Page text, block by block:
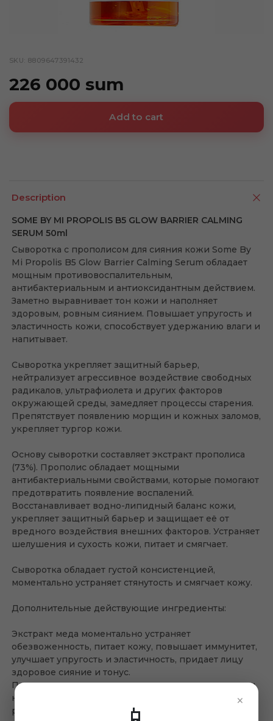
×
SKU: 8809647391432
226 000 sum
Add to cart
Description
SOME BY MI PROPOLIS B5 GLOW BARRIER CALMING
SERUM 50ml
Сыворотка с прополисом для сияния кожи Some By
Mi Propolis B5 Glow Barrier Calming Serum обладает
мощным противовоспалительным,
антибактериальным и антиоксидантным действием.
Заметно выравнивает тон кожи и наполняет
здоровым, ровным сиянием. Повышает упругость и
эластичность кожи, способствует удержанию влаги и
напитывает.
Сыворотка укрепляет защитный барьер,
нейтрализует агрессивное воздействие свободных
радикалов, ультрафиолета и других факторов
окружающей среды, замедляет процессы старения.
Препятствует появлению морщин и кожных заломов,
укрепляет тургор кожи.
Основу сыворотки составляет экстракт прополиса
(73%). Прополис обладает мощными
антибактериальными свойствами, которые помогают
предотвратить появление воспалений.
Восстанавливает водно-липидный баланс кожи,
укрепляет защитный барьер и защищает её от
вредного воздействия внешних факторов. Устраняет
шелушения и сухость кожи, питает и смягчает.
Сыворотка обладает густой консистенцией,
моментально устраняет стянутость и смягчает кожу.
Дополнительные действующие ингредиенты:
Экстракт меда моментально устраняет
обезвоженность, питает кожу, повышает иммунитет,
улучшает упругость и эластичность, придает лицу
здоровое сияние и тонус.
Пантенол стимулирует восстановление целостности
кожных покровов, снимает покраснения и
раздражения, обладает ранозаживляющим